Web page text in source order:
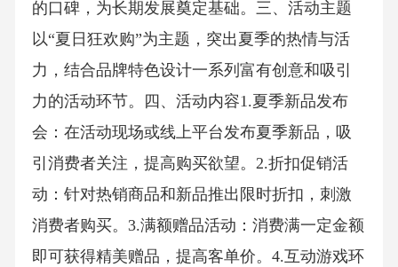
的口碑，为长期发展奠定基础。三、活动主题
以“夏日狂欢购”为主题，突出夏季的热情与活
力，结合品牌特色设计一系列富有创意和吸引
力的活动环节。四、活动内容1.夏季新品发布
会：在活动现场或线上平台发布夏季新品，吸
引消费者关注，提高购买欲望。2.折扣促销活
动：针对热销商品和新品推出限时折扣，刺激
消费者购买。3.满额赠品活动：消费满一定金额
即可获得精美赠品，提高客单价。4.互动游戏环